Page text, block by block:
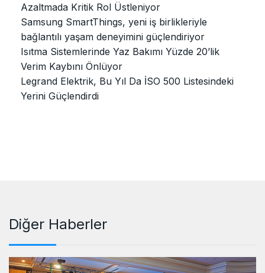
Azaltmada Kritik Rol Üstleniyor
Samsung SmartThings, yeni iş birlikleriyle
bağlantılı yaşam deneyimini güçlendiriyor
Isıtma Sistemlerinde Yaz Bakımı Yüzde 20’lik
Verim Kaybını Önlüyor
Legrand Elektrik, Bu Yıl Da İSO 500 Listesindeki
Yerini Güçlendirdi
Diğer Haberler